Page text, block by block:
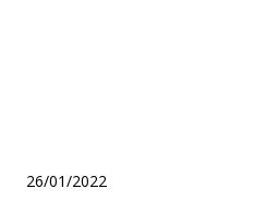
26/01/2022